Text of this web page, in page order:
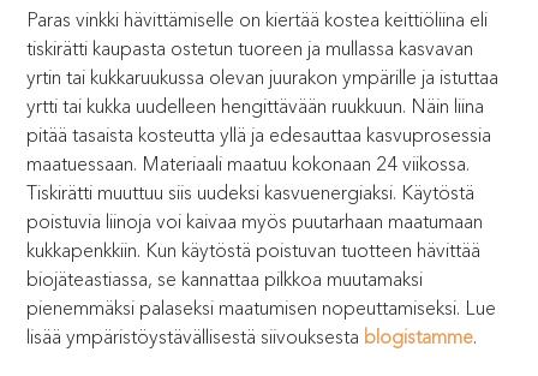
Paras vinkki hävittämiselle on kiertää kostea keittiöliina eli
tiskirätti kaupasta ostetun tuoreen ja mullassa kasvavan
yrtin tai kukkaruukussa olevan juurakon ympärille ja istuttaa
yrtti tai kukka uudelleen hengittävään ruukkuun. Näin liina
pitää tasaista kosteutta yllä ja edesauttaa kasvuprosessia
maatuessaan. Materiaali maatuu kokonaan 24 viikossa.
Tiskirätti muuttuu siis uudeksi kasvuenergiaksi. Käytöstä
poistuvia liinoja voi kaivaa myös puutarhaan maatumaan
kukkapenkkiin. Kun käytöstä poistuvan tuotteen hävittää
biojäteastiassa, se kannattaa pilkkoa muutamaksi
pienemmäksi palaseksi maatumisen nopeuttamiseksi. Lue
lisää ympäristöystävällisestä siivouksesta blogistamme.